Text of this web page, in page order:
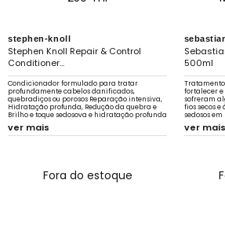
stephen-knoll
Stephen Knoll Repair & Control
Conditioner...
Condicionador formulado para tratar
profundamente cabelos danificados,
quebradiços ou porosos Reparação intensiva,
Hidratação profunda, Redução da quebra e
Brilho e toque sedosova e hidratação profunda
ver mais
Fora do estoque
500ml
fortalecer
sofreram
fios secos
sedosos
ver mais